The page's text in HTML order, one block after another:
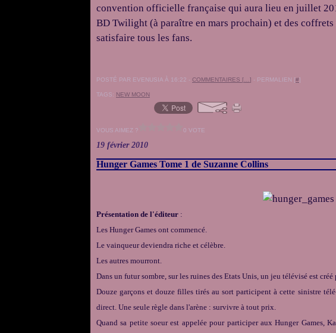
convention officielle française qui aura lieu en juillet
BD Twilight (à paraître en mars prochain) et des
satisfaire tous les fans.
POSTÉ PAR EVENUSIA À 16:22 - COMMENTAIRES [ ] - PERMALIEN [#]
TAGS: NEW MOON
VOUS AIMEZ ? 0 VOTE
19 février 2010
Hunger Games Tome 1 de Suzanne Collins
Présentation de l'éditeur :
Les Hunger Games ont commencé.
Le vainqueur deviendra riche et célèbre.
Les autres mourront.
Dans un futur sombre, sur les ruines des Etats Unis, un jeu télévisé est
Douze garçons et douze filles tirés au sort participent à cette sinistre
direct. Une seule règle dans l'arène : survivre à tout prix.
Quand sa petite soeur est appelée pour participer aux Hunger Games,